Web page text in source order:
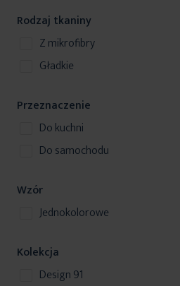
Rodzaj tkaniny
z mikrofibry
gładkie
Przeznaczenie
do kuchni
do samochodu
Wzór
jednokolorowe
Kolekcja
Design 91